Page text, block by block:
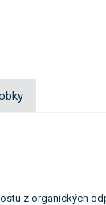
z organických